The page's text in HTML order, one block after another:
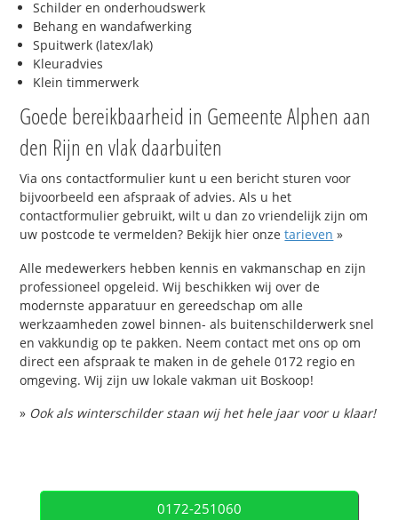
Schilder en onderhoudswerk
Behang en wandafwerking
Spuitwerk (latex/lak)
Kleuradvies
Klein timmerwerk
Goede bereikbaarheid in Gemeente Alphen aan
den Rijn en vlak daarbuiten
Via ons contactformulier kunt u een bericht sturen voor
bijvoorbeeld een afspraak of advies. Als u het
contactformulier gebruikt, wilt u dan zo vriendelijk zijn om
uw postcode te vermelden? Bekijk hier onzetarieven »
Alle medewerkers hebben kennis en vakmanschap en zijn
professioneel opgeleid. Wij beschikken wij over de
modernste apparatuur en gereedschap om alle
werkzaamheden zowel binnen- als buitenschilderwerk snel
en vakkundig op te pakken. Neem contact met ons op om
direct een afspraak te maken in de gehele 0172 regio en
omgeving. Wij zijn uw lokale vakman uit Boskoop!
» Ook als winterschilder staan wij het hele jaar voor u klaar!
0172-251060